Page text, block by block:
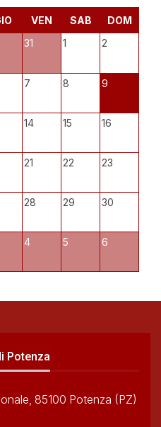
VEN SAB
DOM
31 1 2
7 8 9
14 15 16
21 22 23
28 29 30
4 5 6
Potenza
85100 Potenza (PZ)